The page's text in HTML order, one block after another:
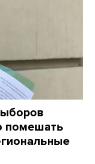
помешать